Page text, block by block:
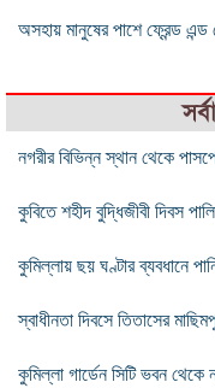
অসহায় মানুষের পাশে ফ্রেন্ড
নগরীর বিভিন্ন স্থান থেকে
কুবিতে শহীদ বুদ্ধিজীবী দিবস
কুমিল্লায় ছয় ঘণ্টার ব্যবধানে
স্বাধীনতা দিবসে তিতাসের
কুমিল্লা গার্ডেন সিটি ভবন থেকে